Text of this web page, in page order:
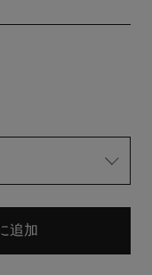
追加